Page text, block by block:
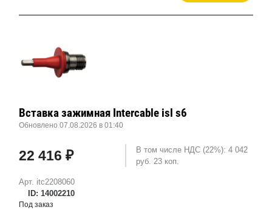
Арт. itc2208060
ID: 14002210
Вставка зажимная Intercable isl s6
Обновлено 07.08.2026 в 01:40
22 416 ₽
В том числе НДС (22%): 4 042
руб. 23 коп.
Под заказ